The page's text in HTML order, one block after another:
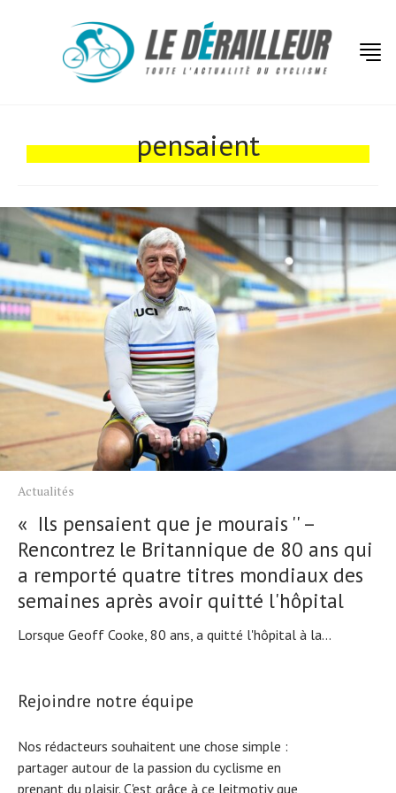
pensaient
Actualités
« Ils pensaient que je mourais '' –
Rencontrez le Britannique de 80 ans qui
a remporté quatre titres mondiaux des
semaines après avoir quitté l'hôpital
Lorsque Geoff Cooke, 80 ans, a quitté l'hôpital à la...
Rejoindre notre équipe
Nos rédacteurs souhaitent une chose simple :
partager autour de la passion du cyclisme en
prenant du plaisir. C'est grâce à ce leitmotiv que
Tests de produits
Tendances
Tous nos articles
À propos